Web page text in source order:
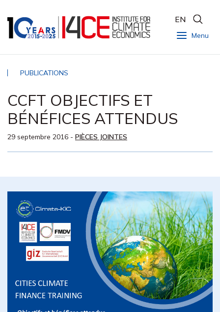
Menu
EN
PUBLICATIONS
CCFT OBJECTIFS ET
BÉNÉFICES ATTENDUS
29 septembre 2016 - PIÈCES JOINTES